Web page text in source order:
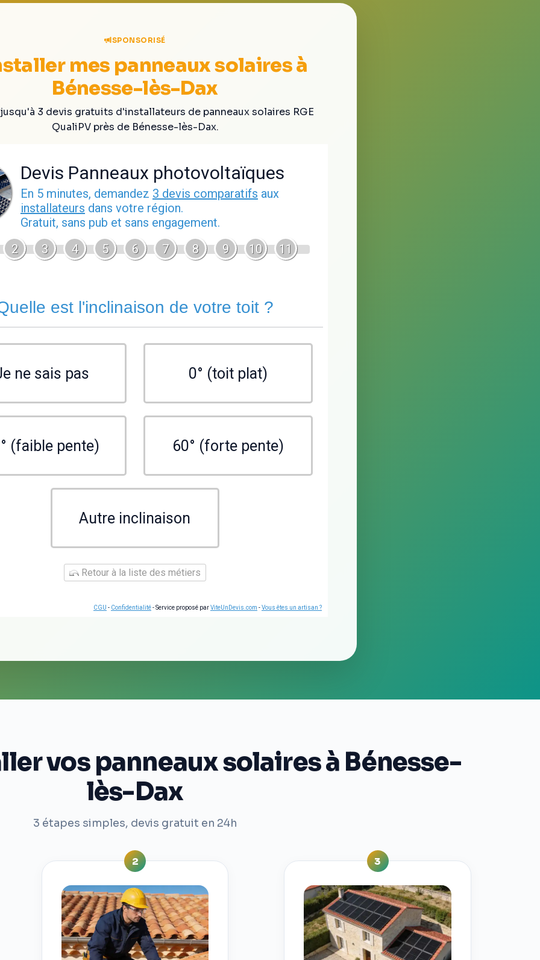
SPONSORISÉ
mes panneaux solaires à
Bénesse-lès-Dax
3 devis gratuits d'installateurs de panneaux solaires RGE
QualiPV près de Bénesse-lès-Dax.
Devis Panneaux photovoltaïques
En 5 minutes, demandez 3 devis comparatifs aux
installateurs dans votre région.
Gratuit, sans pub et sans engagement.
2
3 4 5 6 7 8 9 10 11
est l'inclinaison de votre toit ?
ne sais pas 0° (toit plat)
(faible pente) 60° (forte pente)
Autre inclinaison
Retour à la liste des métiers
CGU - Confidentialité- Service proposé parViteUnDevis.com -Vous êtes un artisan ?
vos panneaux solaires à Bénesse-
lès-Dax
3 étapes simples, devis gratuit en 24h
2 3